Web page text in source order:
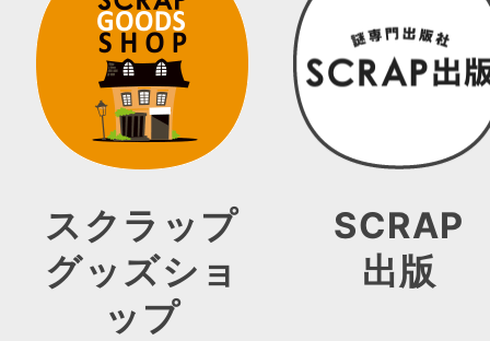
スクラップ
グッズショ
ップ
SCRAP
出版